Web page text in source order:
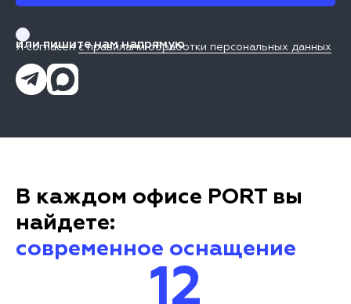
Я согласен с правилами обработки персональных данных
или пишите нам напрямую
В каждом офисе PORT вы
найдете:
современное оснащение
12